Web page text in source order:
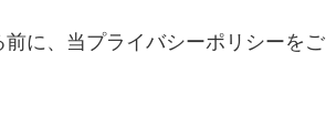
に、当プライバシーポリシーをご